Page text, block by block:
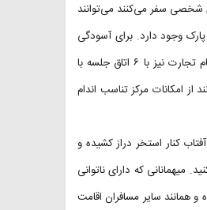
شخصی سفر می‌کنند می‌توانند
وجود دارد. برای آسودگی
خاطر خود به هنگام تفریح و گردش می‌توانید پول و اشیای قیمتی خود را به صندوق امانات هتل بسپارید. انجام تجارت نیز با ۶ اتاق جلسه با
می‌توانند از امکانات مرکز تناسب اندام
کنار استخر دراز کشیده و
که دارای ناتوانی
همانند سایر مسافران اقامت